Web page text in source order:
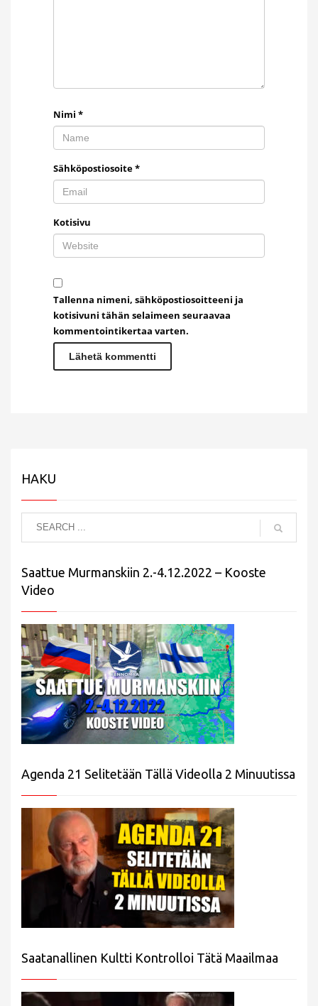
Nimi *
Sähköpostiosoite*
Kotisivu
Tallenna nimeni, sähköpostiosoitteeni ja
kotisivuni tähän selaimeen seuraavaa
kommentointikertaa varten.
HAKU
Saattue Murmanskiin 2.-4.12.2022 – Kooste
Video
Agenda 21 Selitetään Tällä Videolla 2 Minuutissa
Saatanallinen Kultti Kontrolloi Tätä Maailmaa